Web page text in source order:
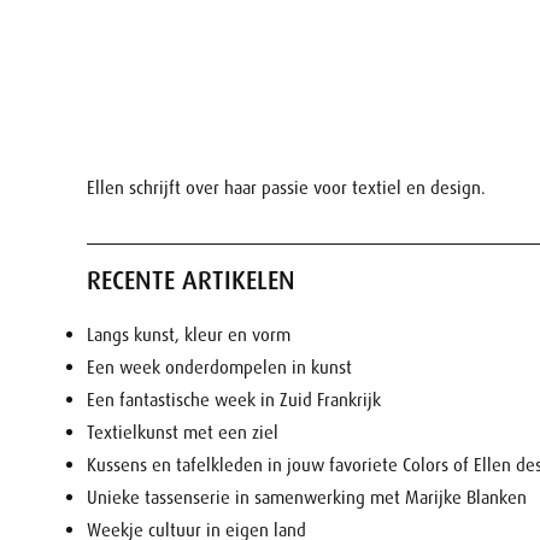
Ellen schrijft over haar passie voor textiel en design.
RECENTE ARTIKELEN
Langs kunst, kleur en vorm
Een week onderdompelen in kunst
Een fantastische week in Zuid Frankrijk
Textielkunst met een ziel
Kussens en tafelkleden in jouw favoriete Colors of Ellen
Unieke tassenserie in samenwerking met Marijke Blanken
Weekje cultuur in eigen land